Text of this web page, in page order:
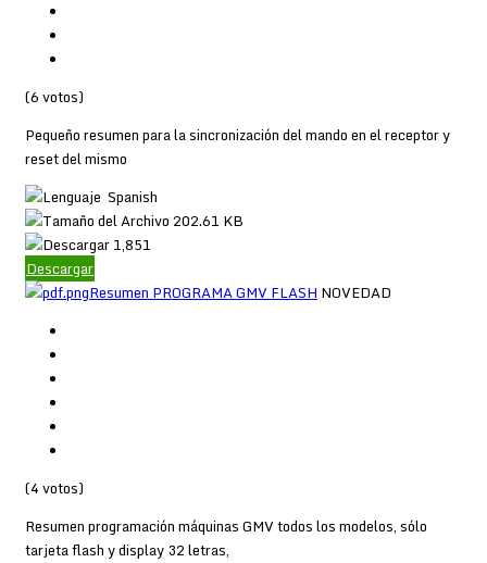
(6 votos)
Pequeño resumen para la sincronización del mando en el receptor y
reset del mismo
Spanish
202.61 KB
1,851
Descargar
Resumen PROGRAMA GMV FLASH NOVEDAD
(4 votos)
Resumen programación máquinas GMV todos los modelos, sólo
tarjeta flash y display 32 letras,